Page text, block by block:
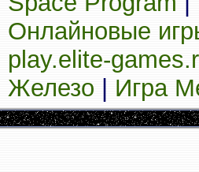
Онлайновые
play.elite-
Железо
Игра